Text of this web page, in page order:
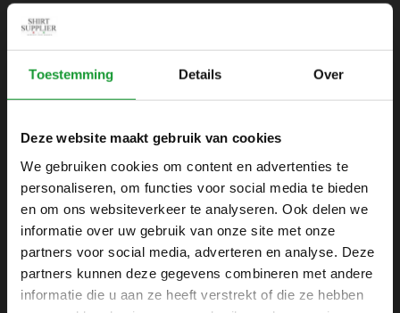
Toestemming Details Over
Deze website maakt gebruik van cookies
We gebruiken cookies om content en advertenties te
personaliseren, om functies voor social media te bieden
en om ons websiteverkeer te analyseren. Ook delen we
informatie over uw gebruik van onze site met onze
partners voor social media, adverteren en analyse. Deze
partners kunnen deze gegevens combineren met andere
informatie die u aan ze heeft verstrekt of die ze hebben
SHIRTSUPPLIER.NL
Webshop voor mannen
Zijlijnstraat 24
1433 DC
Kudelstaart
+31 6 42 52 32 80